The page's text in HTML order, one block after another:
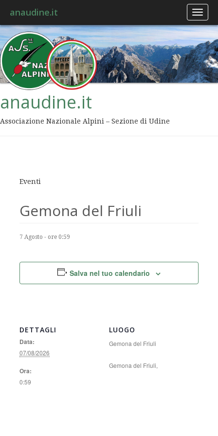
anaudine.it
anaudine.it
Associazione Nazionale Alpini – Sezione di Udine
Eventi
Gemona del Friuli
7 Agosto - ore 0:59
Salva nel tuo calendario
DETTAGLI
Data:
07/08/2026
Ora:
0:59
LUOGO
Gemona del Friuli
Gemona del Friuli,